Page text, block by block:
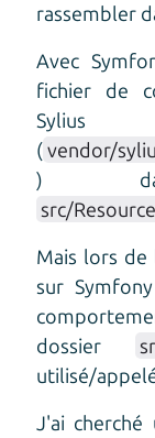
rassembler
Avec
fichier de
Sylius
( vendor/
)
src/
Mais lors de
sur
dossier
utilisé/
J'ai